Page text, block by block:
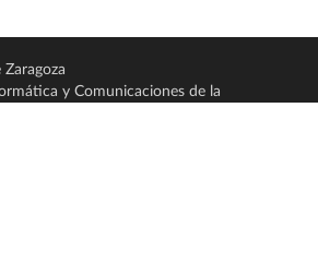
y Comunicaciones de la